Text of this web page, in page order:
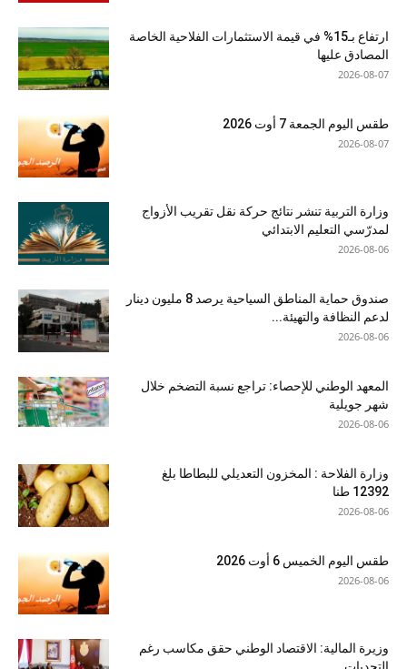
ارتفاع بـ15% في قيمة الاستثمارات الفلاحية الخاصة
المصادق عليها
2026-08-07
طقس اليوم الجمعة 7 أوت 2026
2026-08-07
وزارة التربية تنشر نتائج حركة نقل تقريب الأزواج
لمدرّسي التعليم الابتدائي
2026-08-06
صندوق حماية المناطق السياحية يرصد 8 مليون دينار
لدعم النظافة والتهيئة...
2026-08-06
المعهد الوطني للإحصاء: تراجع نسبة التضخم خلال
شهر جويلية
2026-08-06
وزارة الفلاحة : المخزون التعديلي للبطاطا بلغ
12392 طنا
2026-08-06
طقس اليوم الخميس 6 أوت 2026
2026-08-06
وزيرة المالية: الاقتصاد الوطني حقق مكاسب رغم